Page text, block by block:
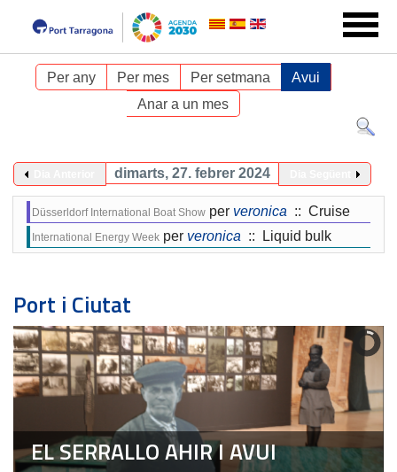
Per any Per mes Per setmana
Avui
Anar a un mes
dimarts, 27. febrer 2024
Düsserldorf International Boat Show per veronica :: Cruise
International Energy Week per veronica :: Liquid bulk
Port i Ciutat
EL SERRALLO AHIR I AVUI